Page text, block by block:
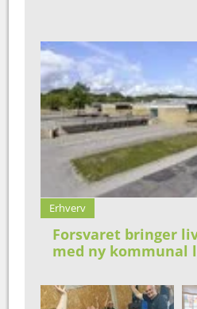
Erhverv
Forsvaret bringer
med ny kommunal